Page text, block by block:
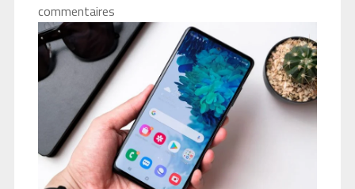
commentaires